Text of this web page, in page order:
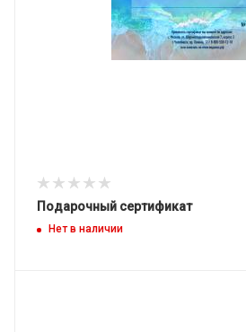
Подарочный сертификат
Нет в наличии